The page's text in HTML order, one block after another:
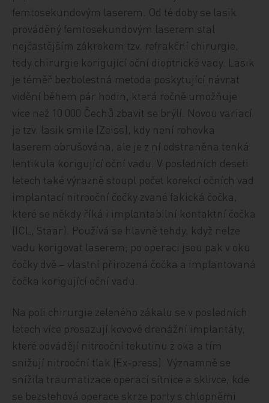
femtosekundovým laserem. Od té doby se lasik
prováděný femtosekundovým laserem stal
nejčastějším zákrokem tzv. refrakční chirurgie,
tedy chirurgie korigující oční dioptrické vady. Lasik
je téměř bezbolestná metoda poskytující návrat
vidění během pár hodin, která ročně umožňuje
více než 10 000 Čechů zbavit se brýlí. Novou variací
je tzv. lasik smile (Zeiss), kdy není rohovka
laserem obrušována, ale je z ní odstraněna tenká
lentikula korigující oční vadu. V posledních deseti
letech také výrazně stoupl počet korekcí očních vad
implantací nitrooční čočky zvané fakická čočka,
které se někdy říká i implantabilní kontaktní čočka
(ICL, Staar). Používá se hlavně tehdy, když nelze
vadu korigovat laserem; po operaci jsou pak v oku
čočky dvě – vlastní přirozená čočka a implantovaná
čočka korigující oční vadu.
Na poli chirurgie zeleného zákalu se v posledních
letech více prosazují kovové drenážní implantáty,
které odvádějí nitrooční tekutinu z oka a tím
snižují nitrooční tlak (Ex‑press). Významně se
snížila traumatizace operací sítnice a sklivce, kde
se bezstehová operace skrze porty s chlopněmi